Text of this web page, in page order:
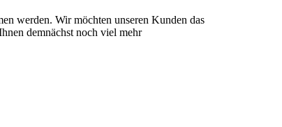
werden. Wir möchten unseren Kunden das
demnächst noch viel mehr